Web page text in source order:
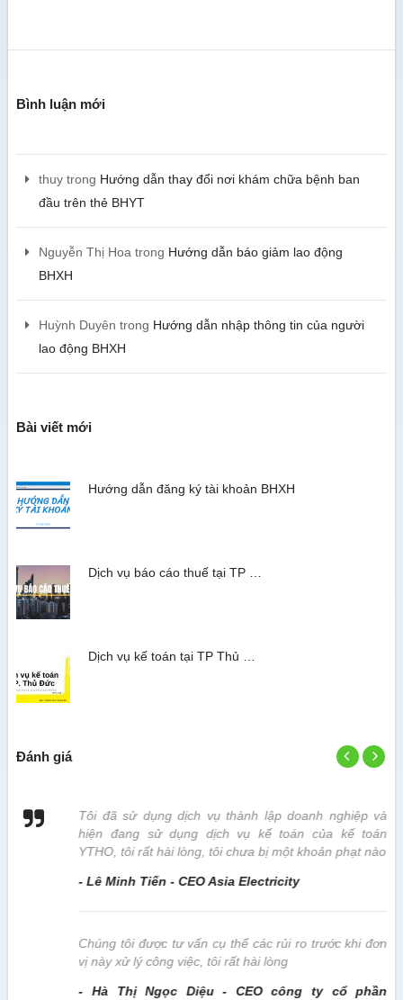
Bình luận mới
thuytrong Hướng dẫn thay đổi nơi khám chữa bệnh ban
đầu trên thẻ BHYT
Nguyễn Thị Hoa trong Hướng dẫn báo giảm lao động
BHXH
Huỳnh Duyên trong Hướng dẫn nhập thông tin của người
lao động BHXH
Bài viết mới
Hướng dẫn đăng ký tài khoản BHXH
Dịch vụ báo cáo thuế tại TP …
Dịch vụ kế toán tại TP Thủ …
Đánh giá
Tôi đã sử dụng dịch vụ thành lập doanh nghiệp và
hiện đang sử dụng dịch vụ kế toán của kế toán
YTHO, tôi rất hài lòng, tôi chưa bị một khoản phạt nào
- Lê Minh Tiến - CEO Asia Electricity
Chúng tôi được tư vấn cụ thể các rủi ro trước khi đơn
vị này xử lý công việc, tôi rất hài lòng
- Hà Thị Ngọc Diệu - CEO công ty cổ phần